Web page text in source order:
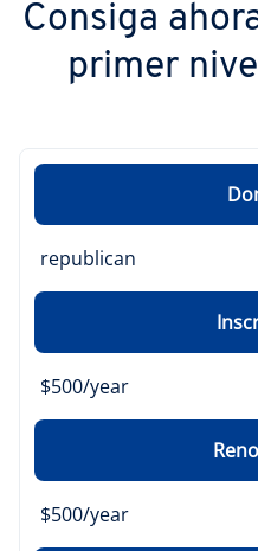
Consiga
primer
republican
$500/year
$500/year